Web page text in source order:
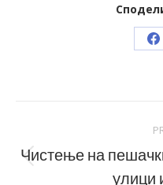
navigation
Чистење на
улици